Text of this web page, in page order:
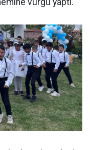
vurgu yaptı.